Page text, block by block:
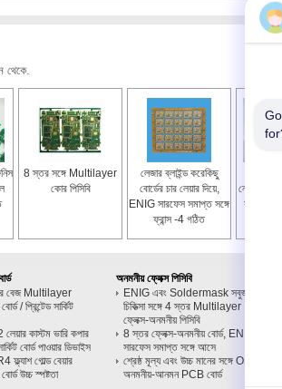
থেকে.
8 স্তর সঙ্গে Multilayer
কোর পিসিবি
লেজার ব্লাইন্ড করেকিছু
বোর্ডের চার লেয়ার দিয়ে,
ENIG সারফেস সমাপ্ত সঙ্গে
ফ্রান্স -4 গঠিত
নেতৃত্বাধীন
সমাবেশ
বেজ Multilayer
/ প্রিন্টেড সার্কিট
কাস্টম ভারি কপার
বোর্ড পাওয়ার ডিভাইস
ফ্ল্যাশ গোল্ড বেয়ার
উচ্চ স্পষ্টতা
অনমনীয় ফ্লেক্স পিসিবি
ENIG এবং Soldermask সবুজ পৃষ্ঠ
চিকিত্সা সঙ্গে 4 স্তর Multilayer
ফ্লেক্স-অনমনীয় পিসিবি
8 স্তর ফ্লেক্স-অনমনীয় বোর্ড, ENIG
সারফেস সমাপ্ত সঙ্গে আসে
শ্রেষ্ঠ মূল্য এবং উচ্চ মানের সঙ্গে OSP
অনমনীয়-আনমন PCB বোর্ড